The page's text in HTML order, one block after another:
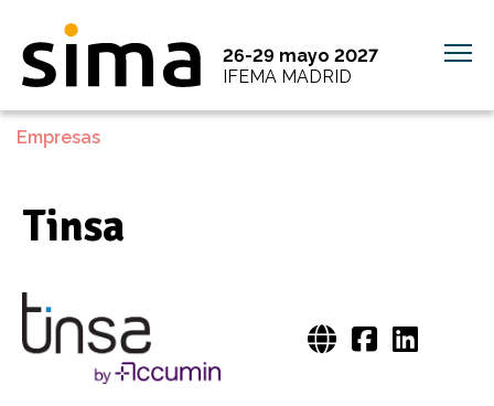
26-29 mayo 2027
IFEMA MADRID
Empresas
Tinsa